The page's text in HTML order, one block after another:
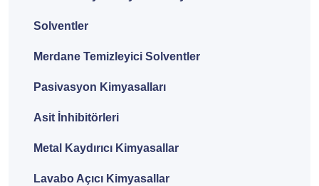
Solventler
Merdane Temizleyici Solventler
Pasivasyon Kimyasalları
Asit İnhibitörleri
Metal Kaydırıcı Kimyasallar
Lavabo Açıcı Kimyasallar